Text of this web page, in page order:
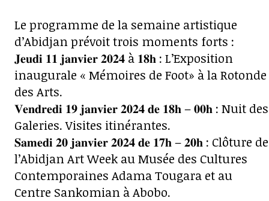
Le programme de la semaine artistique
d’Abidjan prévoit trois moments forts :
𝐉𝐞𝐮𝐝𝐢 𝟏𝟏 𝐣𝐚𝐧𝐯𝐢𝐞𝐫 𝟐𝟎𝟐𝟒 à 𝟏𝟖𝐡 : L’Exposition
inaugurale « Mémoires de Foot» à la Rotonde
des Arts.
𝐕𝐞𝐧𝐝𝐫𝐞𝐝𝐢 𝟏𝟗 𝐣𝐚𝐧𝐯𝐢𝐞𝐫 𝟐𝟎𝟐𝟒 𝐝𝐞 𝟏𝟖𝐡 – 𝟎𝟎𝐡 : Nuit des
Galeries. Visites itinérantes.
𝐒𝐚𝐦𝐞𝐝𝐢 𝟐𝟎 𝐣𝐚𝐧𝐯𝐢𝐞𝐫 𝟐𝟎𝟐𝟒 𝐝𝐞 𝟏𝟕𝐡 – 𝟐𝟎𝐡 : Clôture de
l’Abidjan Art Week au Musée des Cultures
Contemporaines Adama Tougara et au
Centre Sankomian à Abobo.